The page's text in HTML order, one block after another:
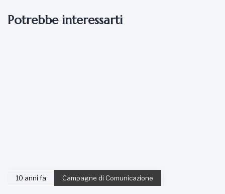
Potrebbe interessarti
10 anni fa Campagne di Comunicazione